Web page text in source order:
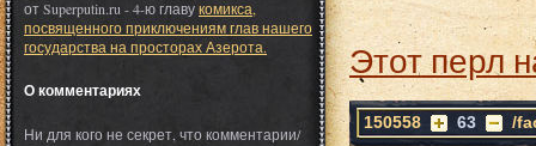
от Superputin.ru - 4-ю главукомикса,
посвященного приключениям глав нашего
государства на просторах Азерота.
О комментариях
Ни для кого не секрет, что комментарии/
Этот перл
150558 63 /